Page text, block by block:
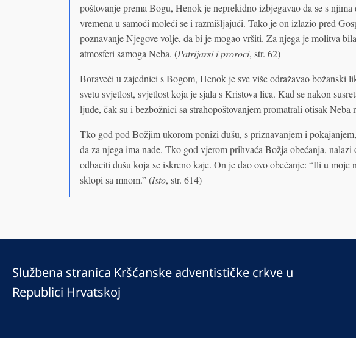
poštovanje prema Bogu, Henok je neprekidno izbjegavao da se s
vremena u samoći moleći se i razmišljajući. Tako je on izlazio pred
poznavanje Njegove volje, da bi je mogao vršiti. Za njega je molitva
atmosferi samoga Neba. (Patrijarsi i proroci, str. 62)
Boraveći u zajednici s Bogom, Henok je sve više odražavao božanski
svetu svjetlost, svjetlost koja je sjala s Kristova lica. Kad se nakon
ljude, čak su i bezbožnici sa strahopoštovanjem promatrali otisak Neba
Tko god pod Božjim ukorom ponizi dušu, s priznavanjem i
da za njega ima nade. Tko god vjerom prihvaća Božja obećanja,
odbaciti dušu koja se iskreno kaje. On je dao ovo obećanje: “Ili u
sklopi sa mnom.” (Isto, str. 614)
Službena stranica Kršćanske adventističke crkve u
Republici Hrvatskoj